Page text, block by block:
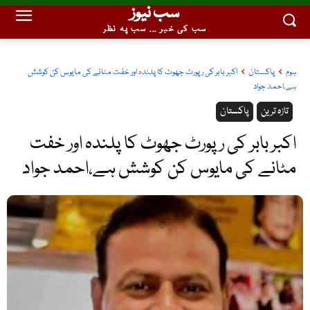
سب نیوز
سب کی خبر ... سب پہ نظر
ہوم پاکستان
اکبر بابر کی رپورٹ جھوٹ کا پلندہ اور خفت مٹانے کی مایوس کن کوشش
ہے،احمد جواد
پاکستان تازہ ترین
اکبر بابر کی رپورٹ جھوٹ کا پلندہ اور خفت
مٹانے کی مایوس کن کوشش ہے،احمد جواد